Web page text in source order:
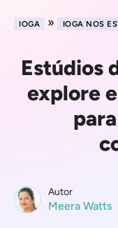
IOGA » IOGA NOS
Estúdios
explore
Autor
Meera Watts